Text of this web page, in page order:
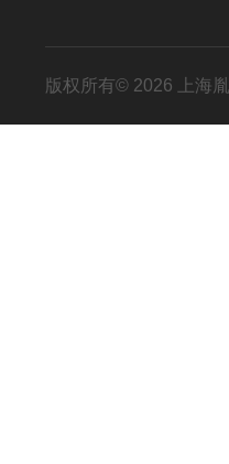
版权所有© 2026 上海